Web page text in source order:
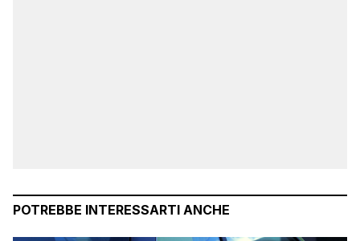
POTREBBE INTERESSARTI ANCHE